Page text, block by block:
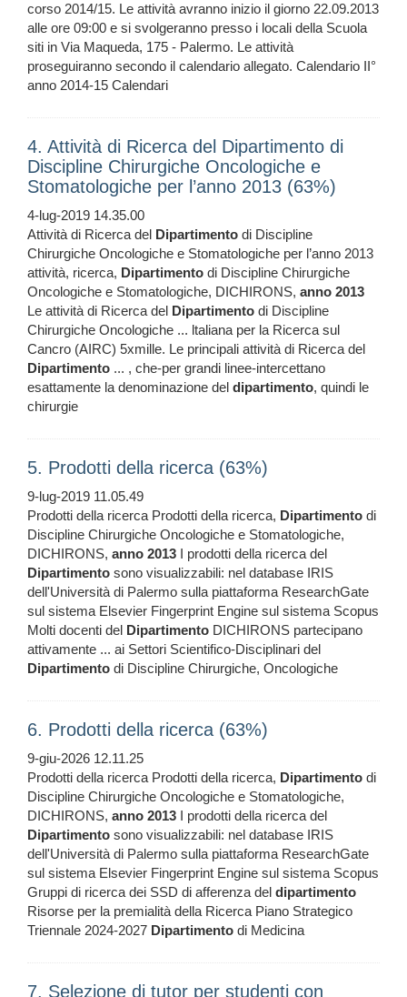
corso 2014/15. Le attività avranno inizio il giorno 22.09.2013
alle ore 09:00 e si svolgeranno presso i locali della Scuola
siti in Via Maqueda, 175 - Palermo. Le attività
proseguiranno secondo il calendario allegato. Calendario II°
anno 2014-15 Calendari
4. Attività di Ricerca del Dipartimento di
Discipline Chirurgiche Oncologiche e
Stomatologiche per l’anno 2013 (63%)
4-lug-2019 14.35.00
Attività di Ricerca del Dipartimento di Discipline
Chirurgiche Oncologiche e Stomatologiche per l’anno 2013
attività, ricerca, Dipartimento di Discipline Chirurgiche
Oncologiche e Stomatologiche, DICHIRONS, anno 2013
Le attività di Ricerca del Dipartimento di Discipline
Chirurgiche Oncologiche ... ltaliana per la Ricerca sul
Cancro (AIRC) 5xmille. Le principali attività di Ricerca del
Dipartimento ... , che-per grandi linee-intercettano
esattamente la denominazione del dipartimento, quindi le
chirurgie
5. Prodotti della ricerca (63%)
9-lug-2019 11.05.49
Prodotti della ricerca Prodotti della ricerca, Dipartimento di
Discipline Chirurgiche Oncologiche e Stomatologiche,
DICHIRONS, anno 2013 I prodotti della ricerca del
Dipartimento sono visualizzabili: nel database IRIS
dell'Università di Palermo sulla piattaforma ResearchGate
sul sistema Elsevier Fingerprint Engine sul sistema Scopus
Molti docenti del Dipartimento DICHIRONS partecipano
attivamente ... ai Settori Scientifico-Disciplinari del
Dipartimento di Discipline Chirurgiche, Oncologiche
6. Prodotti della ricerca (63%)
9-giu-2026 12.11.25
Prodotti della ricerca Prodotti della ricerca, Dipartimento di
Discipline Chirurgiche Oncologiche e Stomatologiche,
DICHIRONS, anno 2013 I prodotti della ricerca del
Dipartimento sono visualizzabili: nel database IRIS
dell'Università di Palermo sulla piattaforma ResearchGate
sul sistema Elsevier Fingerprint Engine sul sistema Scopus
Gruppi di ricerca dei SSD di afferenza del dipartimento
Risorse per la premialità della Ricerca Piano Strategico
Triennale 2024-2027 Dipartimento di Medicina
7. Selezione di tutor per studenti con